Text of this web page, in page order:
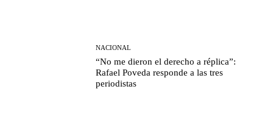
NACIONAL
“No me dieron el derecho a réplica”:
Rafael Poveda responde a las tres
periodistas